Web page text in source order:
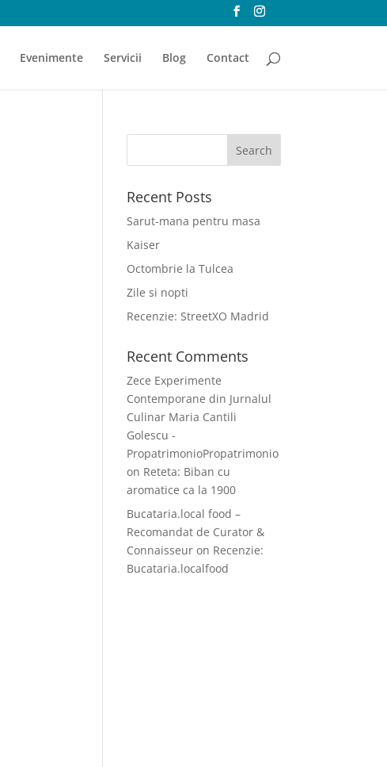
Evenimente Servicii Blog Contact
Recent Posts
Sarut-mana pentru masa
Kaiser
Octombrie la Tulcea
Zile si nopti
Recenzie: StreetXO Madrid
Recent Comments
Zece Experimente
Contemporane din Jurnalul
Culinar Maria Cantili
Golescu -
PropatrimonioPropatrimonio
on Reteta: Biban cu
aromatice ca la 1900
Bucataria.local food –
Recomandat de Curator &
Connaisseur on Recenzie:
Bucataria.localfood